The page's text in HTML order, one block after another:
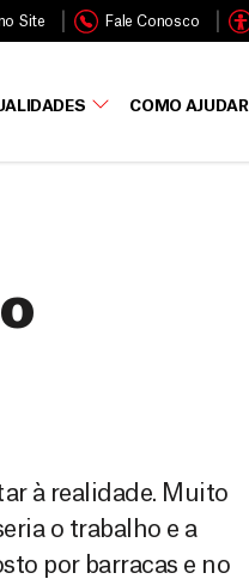
Site Fale Conosco
COMO AJUDAR
à realidade. Muito
o trabalho e a
por barracas e no